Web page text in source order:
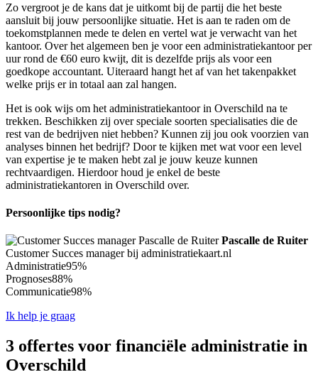
Zo vergroot je de kans dat je uitkomt bij de partij die het beste
aansluit bij jouw persoonlijke situatie. Het is aan te raden om de
toekomstplannen mede te delen en vertel wat je verwacht van het
kantoor. Over het algemeen ben je voor een administratiekantoor per
uur rond de €60 euro kwijt, dit is dezelfde prijs als voor een
goedkope accountant. Uiteraard hangt het af van het takenpakket
welke prijs er in totaal aan zal hangen.
Het is ook wijs om het administratiekantoor in Overschild na te
trekken. Beschikken zij over speciale soorten specialisaties die de
rest van de bedrijven niet hebben? Kunnen zij jou ook voorzien van
analyses binnen het bedrijf? Door te kijken met wat voor een level
van expertise je te maken hebt zal je jouw keuze kunnen
rechtvaardigen. Hierdoor houd je enkel de beste
administratiekantoren in Overschild over.
Persoonlijke tips nodig?
Pascalle de Ruiter
Customer Succes manager bij administratiekaart.nl
Administratie95%
Prognoses88%
Communicatie98%
Ik help je graag
3 offertes voor financiële administratie in
Overschild